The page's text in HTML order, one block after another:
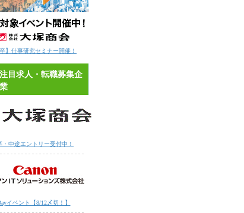
卒】仕事研究セミナー開催！
注目求人・転職募集企
業
・中途エントリー受付中！
イベント【8/12〆切！】